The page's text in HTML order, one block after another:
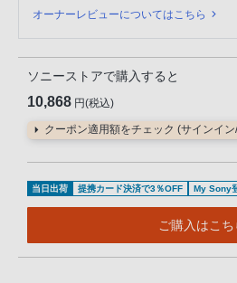
オーナーレビューについてはこちら
ソニーストアで購入すると
10,868 円(税込)
クーポン適用額をチェック (サインイ
当日出荷 提携カード決済で3％OFF My Sony
ご購入はこち